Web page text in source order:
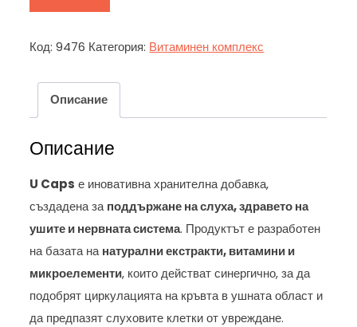
78,00 €.
Код:9476 Категория: Витаминен комплекс
Описание
Описание
U Caps е иновативна хранителна добавка,
създадена заподдържане на слуха, здравето на
ушите и нервната система. Продуктът е разработен
на базата нанатурални екстракти, витамини и
микроелементи, които действат синергично, за да
подобрят циркулацията на кръвта в ушната област и
да предпазят слуховите клетки от увреждане.